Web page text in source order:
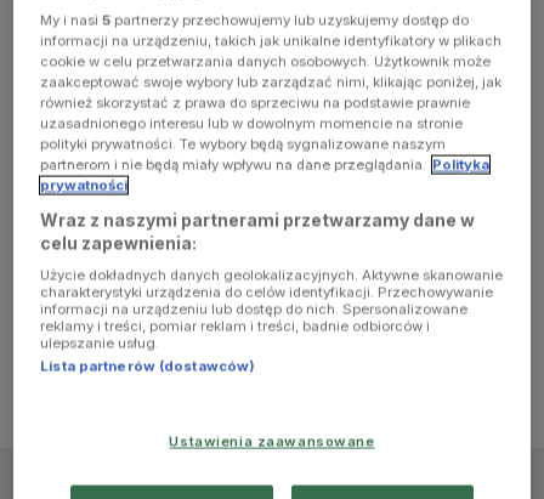
occurred
(see the
browser
console for
more
information)
My i nasi5 partnerzy przechowujemy lub uzyskujemy dostęp do
informacji na urządzeniu, takich jak unikalne identyfikatory w plikach
cookie w celu przetwarzania danych osobowych. Użytkownik może
zaakceptować swoje wybory lub zarządzać nimi, klikając poniżej, jak
również skorzystać z prawa do sprzeciwu na podstawie prawnie
uzasadnionego interesu lub w dowolnym momencie na stronie
polityki prywatności. Te wybory będą sygnalizowane naszym
partnerom i nie będą miały wpływu na dane przeglądania. Polityka
prywatności
Wraz z naszymi partnerami przetwarzamy dane w
celu zapewnienia:
Użycie dokładnych danych geolokalizacyjnych. Aktywne skanowanie
charakterystyki urządzenia do celów identyfikacji. Przechowywanie
informacji na urządzeniu lub dostęp do nich. Spersonalizowane
reklamy i treści, pomiar reklam i treści, badnie odbiorców i
ulepszanie usług.
Lista partnerów (dostawców)
Ustawienia zaawansowane